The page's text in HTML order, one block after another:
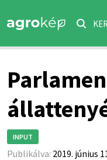
INPUT
Publikálva: 2019. június